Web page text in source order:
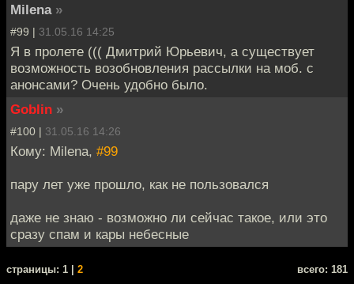
Milena »
#99 | 31.05.16 14:25
Я в пролете ((( Дмитрий Юрьевич, а существует
возможность возобновления рассылки на моб. с
анонсами? Очень удобно было.
Goblin »
#100 | 31.05.16 14:26
Кому: Milena, #99
пару лет уже прошло, как не пользовался
даже не знаю - возможно ли сейчас такое, или это
сразу спам и кары небесные
cтраницы: 1 | 2 всего: 181